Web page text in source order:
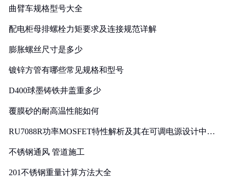
曲臂车规格型号大全
配电柜母排螺栓力矩要求及连接规范详解
膨胀螺丝尺寸是多少
镀锌方管有哪些常见规格和型号
D400球墨铸铁井盖重多少
覆膜砂的耐高温性能如何
RU7088R功率MOSFET特性解析及其在可调电源设计中的
不锈钢通风 管道施工
201不锈钢重量计算方法大全